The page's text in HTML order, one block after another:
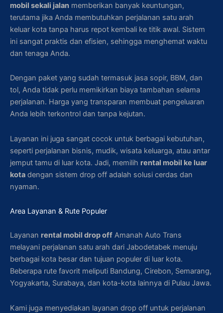
mobil sekali jalan memberikan banyak keuntungan,
terutama jika Anda membutuhkan perjalanan satu arah
keluar kota tanpa harus repot kembali ke titik awal. Sistem
ini sangat praktis dan efisien, sehingga menghemat waktu
dan tenaga Anda.
Dengan paket yang sudah termasuk jasa sopir, BBM, dan
tol, Anda tidak perlu memikirkan biaya tambahan selama
perjalanan. Harga yang transparan membuat pengeluaran
Anda lebih terkontrol dan tanpa kejutan.
Layanan ini juga sangat cocok untuk berbagai kebutuhan,
seperti perjalanan bisnis, mudik, wisata keluarga, atau antar
jemput tamu di luar kota. Jadi, memilih rental mobil ke luar
kota dengan sistem drop off adalah solusi cerdas dan
nyaman.
Area Layanan & Rute Populer
Layanan rental mobil drop off Amanah Auto Trans
melayani perjalanan satu arah dari Jabodetabek menuju
berbagai kota besar dan tujuan populer di luar kota.
Beberapa rute favorit meliputi Bandung, Cirebon, Semarang,
Yogyakarta, Surabaya, dan kota-kota lainnya di Pulau Jawa.
Kami juga menyediakan layanan drop off untuk perjalanan